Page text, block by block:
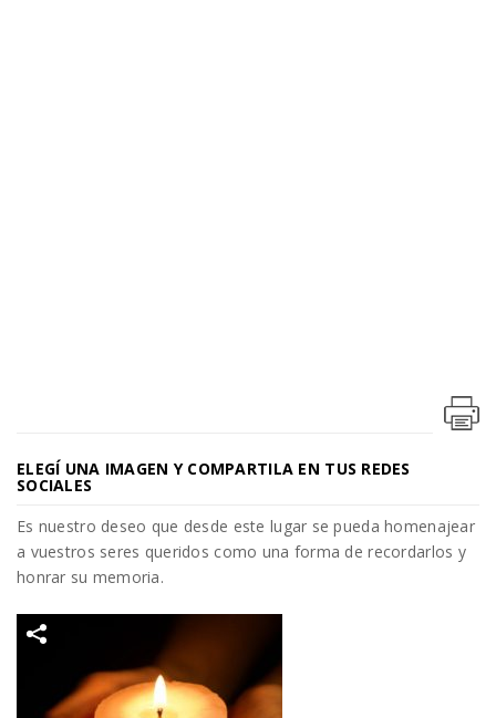
ELEGÍ UNA IMAGEN Y COMPARTILA EN TUS REDES
SOCIALES
Es nuestro deseo que desde este lugar se pueda homenajear
a vuestros seres queridos como una forma de recordarlos y
honrar su memoria.